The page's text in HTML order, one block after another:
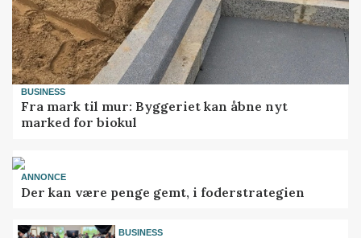
BUSINESS
Fra mark til mur: Byggeriet kan åbne nyt
marked for biokul
ANNONCE
Der kan være penge gemt, i foderstrategien
BUSINESS